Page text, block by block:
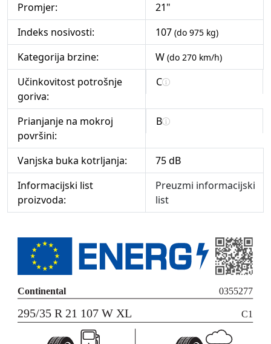
Promjer:
21"
Indeks nosivosti:
107 (do 975 kg)
Kategorija brzine: W (do 270 km/h)
Učinkovitost potrošnje
goriva:
C
Prianjanje na mokroj
površini:
B
Vanjska buka kotrljanja:
75 dB
Informacijski list
proizvoda:
Preuzmi informacijski
list